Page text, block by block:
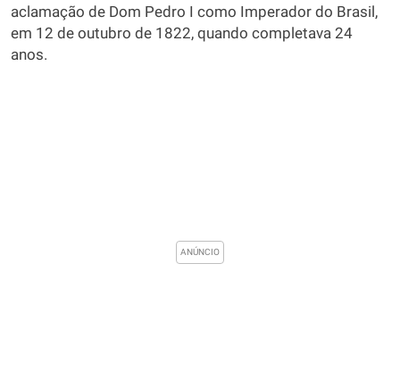
aclamação de Dom Pedro I como Imperador do Brasil,
em 12 de outubro de 1822, quando completava 24
anos.